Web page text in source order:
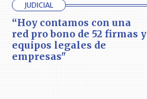
JUDICIAL
“Hoy contamos con una
red pro bono de 52 firmas y
equipos legales de
empresas"